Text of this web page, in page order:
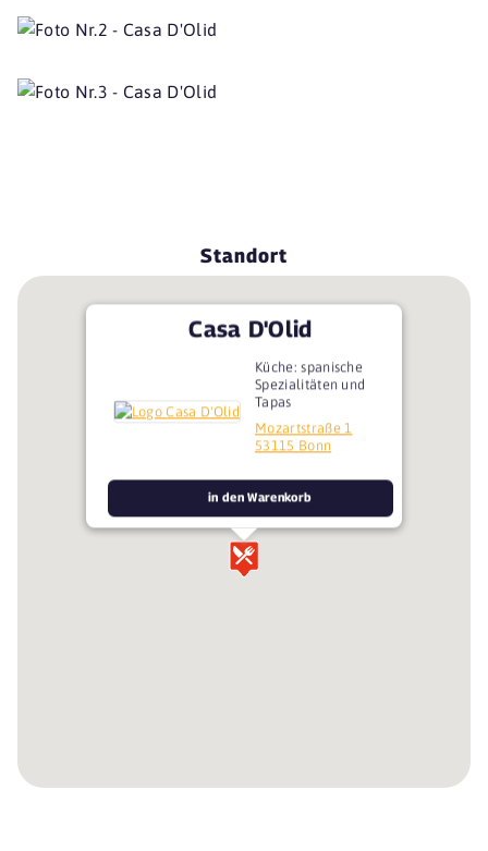
Standort
Casa D'Olid
Küche: spanische
Spezialitäten und
Tapas
Mozartstraße 1
53115 Bonn
in den Warenkorb